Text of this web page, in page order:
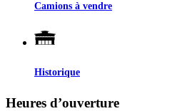
Camions à vendre
Historique
Heures d’ouverture